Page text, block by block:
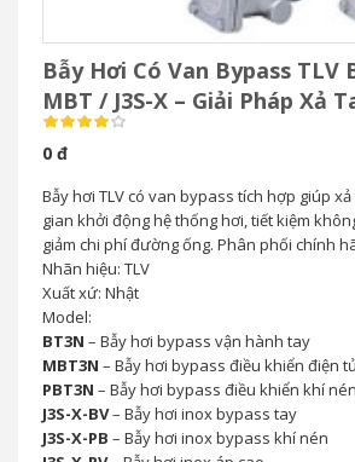
Bẫy Hơi Có Van Bypass TLV
MBT / J3S-X – Giải Pháp Xả
Động Nhanh Hệ Thống Hơi
0 đ
Bẫy hơi TLV có van bypass tích hợp giúp
gian khởi động hệ thống hơi, tiết kiệm
giảm chi phí đường ống. Phân phối chính
Nhãn hiệu: TLV
Xuất xứ: Nhật
Model:
BT3N – Bẫy hơi bypass vận hành tay
MBT3N – Bẫy hơi bypass điều khiển điện
PBT3N – Bẫy hơi bypass điều khiển khí nén
J3S-X-BV– Bẫy hơi inox bypass tay
J3S-X-PB – Bẫy hơi inox bypass khí nén